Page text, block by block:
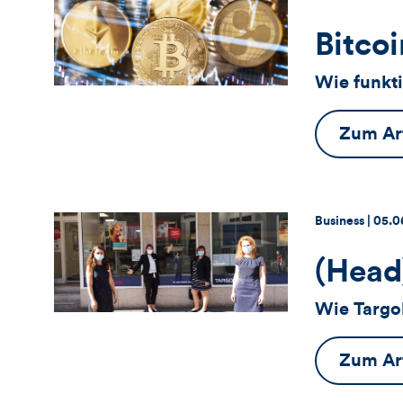
Wie
Zum
Thema:
Business |
Wie
Zum